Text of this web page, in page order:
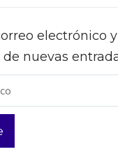
electrónico
nuevas